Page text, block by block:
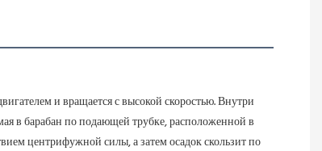
и вращается с высокой скоростью. Внутри
в барабан по подающей трубке, расположенной в
центрифужной силы, а затем осадок скользит по